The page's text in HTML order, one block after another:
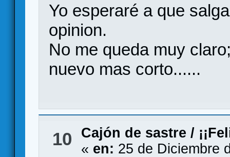
Yo esperaré a que
opinion.
No me queda muy
nuevo mas corto......
10 Cajón de sastre /
« en: 25 de Diciembre